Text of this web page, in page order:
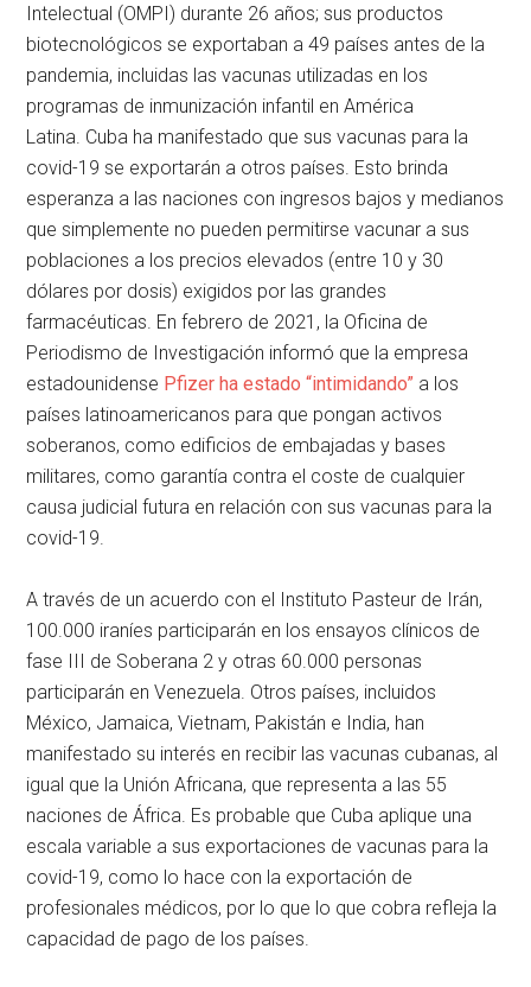
Intelectual (OMPI) durante 26 años; sus productos
biotecnológicos se exportaban a 49 países antes de la
pandemia, incluidas las vacunas utilizadas en los
programas de inmunización infantil en América
Latina. Cuba ha manifestado que sus vacunas para la
covid-19 se exportarán a otros países. Esto brinda
esperanza a las naciones con ingresos bajos y medianos
que simplemente no pueden permitirse vacunar a sus
poblaciones a los precios elevados (entre 10 y 30
dólares por dosis) exigidos por las grandes
farmacéuticas. En febrero de 2021, la Oficina de
Periodismo de Investigación informó que la empresa
estadounidense Pfizer ha estado “intimidando” a los
países latinoamericanos para que pongan activos
soberanos, como edificios de embajadas y bases
militares, como garantía contra el coste de cualquier
causa judicial futura en relación con sus vacunas para la
covid-19.
A través de un acuerdo con el Instituto Pasteur de Irán,
100.000 iraníes participarán en los ensayos clínicos de
fase III de Soberana 2 y otras 60.000 personas
participarán en Venezuela. Otros países, incluidos
México, Jamaica, Vietnam, Pakistán e India, han
manifestado su interés en recibir las vacunas cubanas, al
igual que la Unión Africana, que representa a las 55
naciones de África. Es probable que Cuba aplique una
escala variable a sus exportaciones de vacunas para la
covid-19, como lo hace con la exportación de
profesionales médicos, por lo que lo que cobra refleja la
capacidad de pago de los países.